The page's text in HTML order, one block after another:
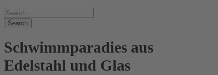
Schwimmparadies aus
Edelstahl und Glas